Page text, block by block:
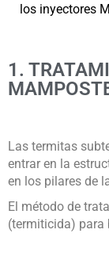
los inyectores
1.
Las termitas
entrar en la
en los pilares de
El método de
(termiticida) para